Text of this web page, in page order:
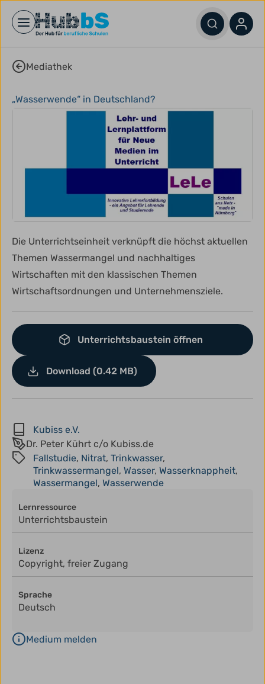
Open main menu
Mediathek
„Wasserwende“ in Deutschland?
Die Unterrichtseinheit verknüpft die höchst aktuellen
Themen Wassermangel und nachhaltiges
Wirtschaften mit den klassischen Themen
Wirtschaftsordnungen und Unternehmensziele.
Unterrichtsbaustein öffnen
Download (0.42 MB)
Kubiss e.V.
Dr. Peter Kührt c/o Kubiss.de
Fallstudie, Nitrat, Trinkwasser,
Trinkwassermangel, Wasser, Wasserknappheit,
Wassermangel, Wasserwende
Lernressource
Unterrichtsbaustein
Lizenz
Copyright, freier Zugang
Sprache
Deutsch
Medium melden